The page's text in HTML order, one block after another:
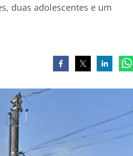
duas adolescentes e um